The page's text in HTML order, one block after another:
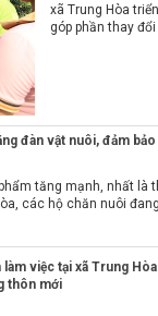
xã Trung Hòa
góp phần thay
đàn vật nuôi, đảm
tăng mạnh, nhất là
các hộ chăn nuôi
việc tại xã Trung
thôn mới